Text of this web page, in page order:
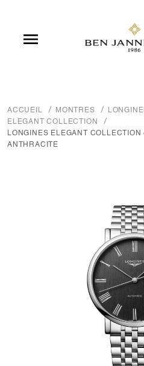

ACCUEIL MONTRES
ELEGANT COLLECTION
LONGINES ELEGANT
ANTHRACITE